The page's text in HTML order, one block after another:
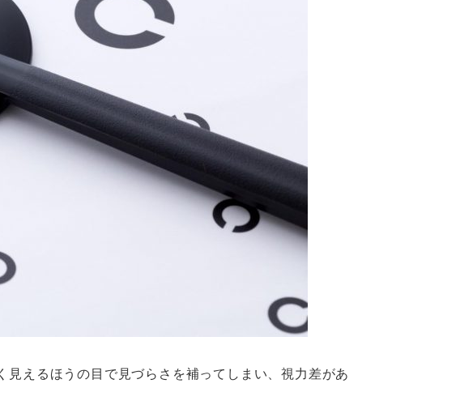
えるほうの目で見づらさを補ってしまい、視力差があ